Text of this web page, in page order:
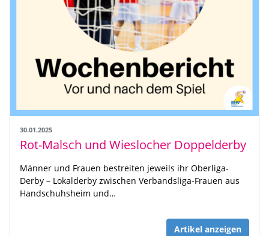
30.01.2025
Rot-Malsch und Wieslocher Doppelderby
Männer und Frauen bestreiten jeweils ihr Oberliga-
Derby – Lokalderby zwischen Verbandsliga-Frauen aus
Handschuhsheim und…
Artikel anzeigen